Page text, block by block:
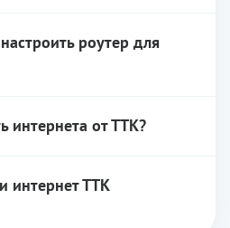
роутер для
интернета от ТТК?
интернет ТТК